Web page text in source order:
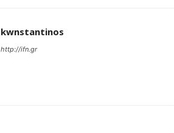
kwnstantinos
http://ifn.gr